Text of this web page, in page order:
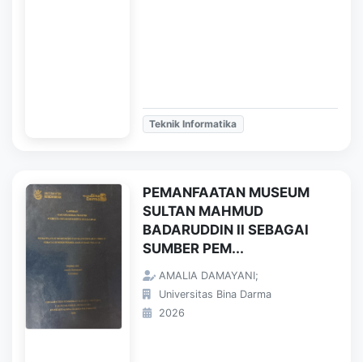
Teknik Informatika
PEMANFAATAN MUSEUM
SULTAN MAHMUD
BADARUDDIN II SEBAGAI
SUMBER PEM...
AMALIA DAMAYANI;
Universitas Bina Darma
2026